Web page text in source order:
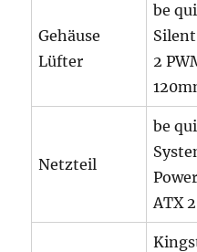
Gehäuse
Lüfter
be
2
Netzteil
be
ATX